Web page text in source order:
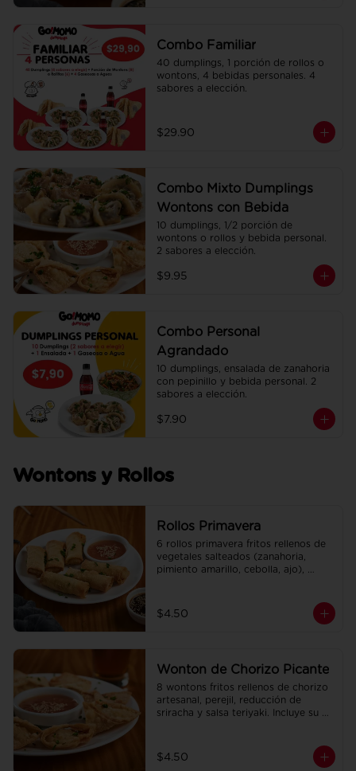
Combo Familiar
40 dumplings, 1 porción de rollos o
wontons, 4 bebidas personales. 4
sabores a elección.
$29.90
Combo Mixto Dumplings
Wontons con Bebida
10 dumplings, 1/2 porción de
wontons o rollos y bebida personal.
2 sabores a elección.
$9.95
Combo Personal
Agrandado
10 dumplings, ensalada de zanahoria
con pepinillo y bebida personal. 2
sabores a elección.
$7.90
Wontons y Rollos
Rollos Primavera
6 rollos primavera fritos rellenos de
vegetales salteados (zanahoria,
pimiento amarillo, cebolla, ajo),
agridulce.
$4.50
Wonton de Chorizo Picante
8 wontons fritos rellenos de chorizo
artesanal, perejil, reducción de
sriracha y salsa teriyaki. Incluye su
$4.50